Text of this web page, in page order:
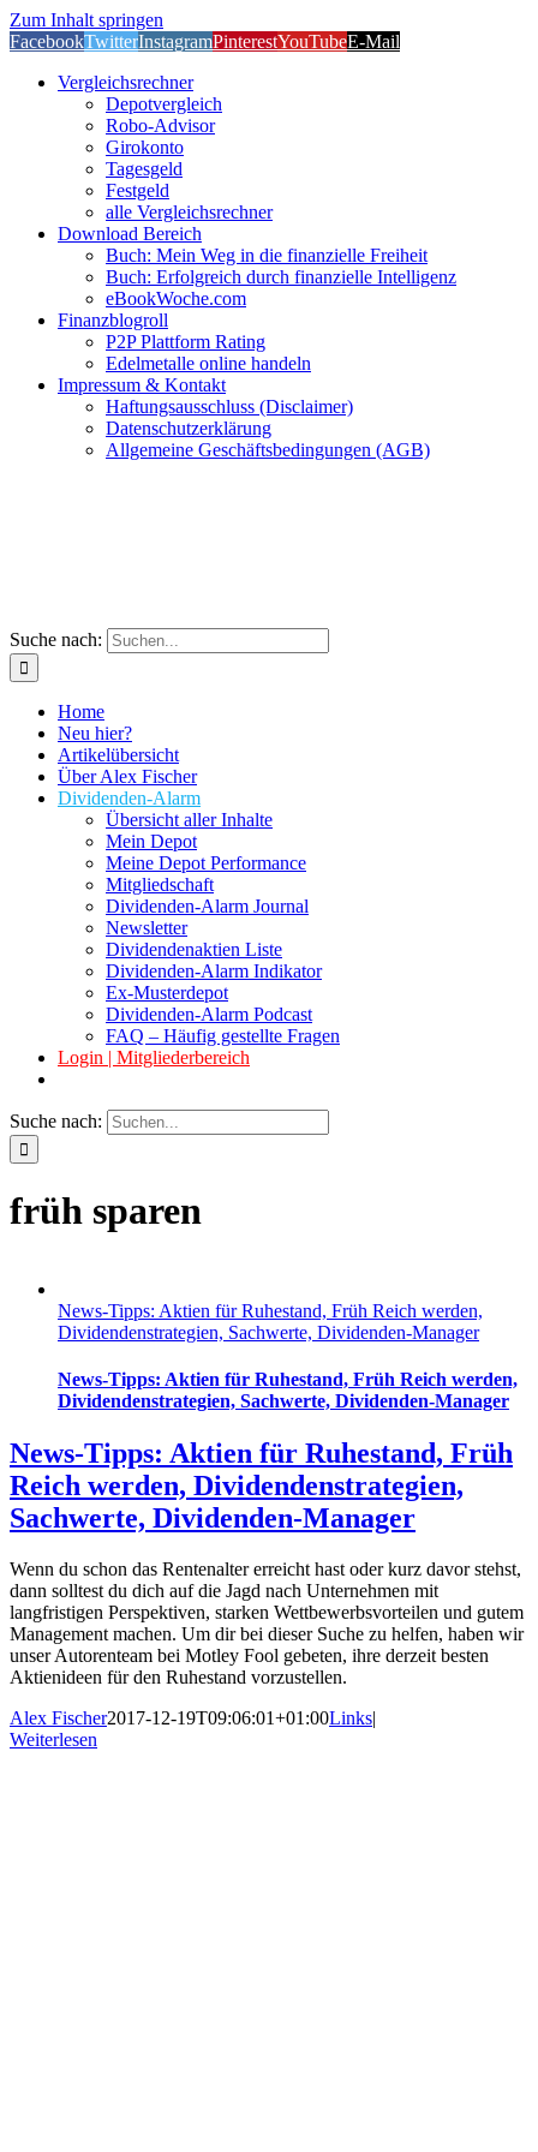
Zum Inhalt springen
FacebookTwitterInstagramPinterestYouTubeE-Mail
Vergleichsrechner
Depotvergleich
Robo-Advisor
Girokonto
Tagesgeld
Festgeld
alle Vergleichsrechner
Download Bereich
Buch: Mein Weg in die finanzielle Freiheit
Buch: Erfolgreich durch finanzielle Intelligenz
eBookWoche.com
Finanzblogroll
P2P Plattform Rating
Edelmetalle online handeln
Impressum & Kontakt
Haftungsausschluss (Disclaimer)
Datenschutzerklärung
Allgemeine Geschäftsbedingungen (AGB)
Suche nach:
Home
Neu hier?
Artikelübersicht
Über Alex Fischer
Dividenden-Alarm
Übersicht aller Inhalte
Mein Depot
Meine Depot Performance
Mitgliedschaft
Dividenden-Alarm Journal
Newsletter
Dividendenaktien Liste
Dividenden-Alarm Indikator
Ex-Musterdepot
Dividenden-Alarm Podcast
FAQ – Häufig gestellte Fragen
Login | Mitgliederbereich
Suche nach:
früh sparen
News-Tipps: Aktien für Ruhestand, Früh Reich werden,
Dividendenstrategien, Sachwerte, Dividenden-Manager
News-Tipps: Aktien für Ruhestand, Früh Reich werden,
Dividendenstrategien, Sachwerte, Dividenden-Manager
News-Tipps: Aktien für Ruhestand, Früh
Reich werden, Dividendenstrategien,
Sachwerte, Dividenden-Manager
Wenn du schon das Rentenalter erreicht hast oder kurz davor stehst,
dann solltest du dich auf die Jagd nach Unternehmen mit
langfristigen Perspektiven, starken Wettbewerbsvorteilen und gutem
Management machen. Um dir bei dieser Suche zu helfen, haben wir
unser Autorenteam bei Motley Fool gebeten, ihre derzeit besten
Aktienideen für den Ruhestand vorzustellen.
Alex Fischer2017-12-19T09:06:01+01:00Links|
Weiterlesen